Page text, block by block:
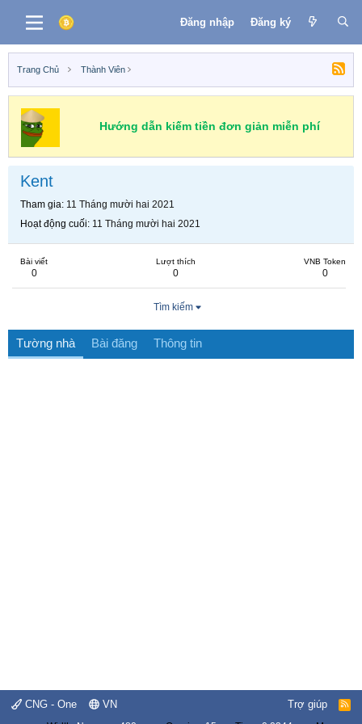
Đăng nhập Đăng ký
Trang Chủ Thành Viên
Hướng dẫn kiếm tiền đơn giản miễn phí
Kent
Tham gia 11 Tháng mười hai 2021
Hoạt động cuối 11 Tháng mười hai 2021
Bài viết
0
Lượt thích
0
VNB Token
0
Tìm kiếm
Tường nhà Bài đăng Thông tin
CNG - One VN Trợ giúp
R